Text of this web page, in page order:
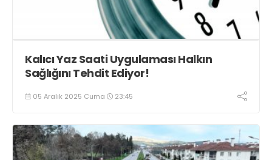
Kalıcı Yaz Saati Uygulaması Halkın
Sağlığını Tehdit Ediyor!
05 Aralık 2025 Cuma 23:45